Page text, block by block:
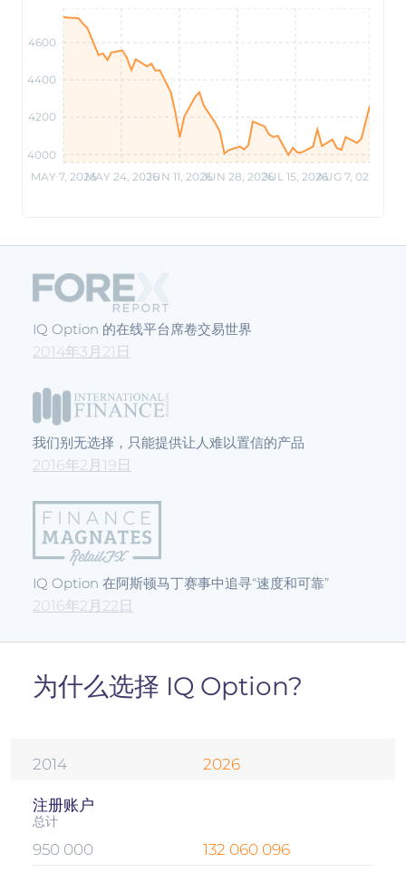
4000
4200
4400
4600
MAY 7, 2026MAY 24, 2026JUN 11, 2026JUN 28, 2026JUL 15, 2026AUG 7, 02 AM
IQ Option 的在线平台席卷交易世界
2014年3月21日
我们别无选择，只能提供让人难以置信的产品
2016年2月19日
IQ Option 在阿斯顿马丁赛事中追寻“速度和可靠”
2016年2月22日
为什么选择 IQ Option?
2014 2026
注册账户
总计
950 000 132 060 096